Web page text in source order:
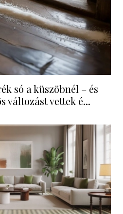
só a küszöbnél – és
változást vettek é...